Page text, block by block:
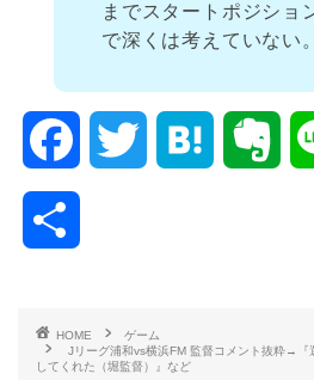
までスタートポジショ
で深くは考えていない。
b t
HOME
ゲーム
Jリーグ浦和vs横浜FM 監督コメント抜粋→『
してくれた（堀監督）』など